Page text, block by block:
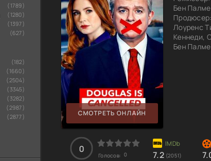
(1789)
(1280)
(1397)
(627)
(182)
(1660)
(2504)
(3345)
(3282)
(2987)
(2877) СМОТРЕТЬ ОНЛАЙН
Бен
Продюсер:
Лоуренс
Кеннеди,
Бен
0
Голосов: 0 7.2 (2051)